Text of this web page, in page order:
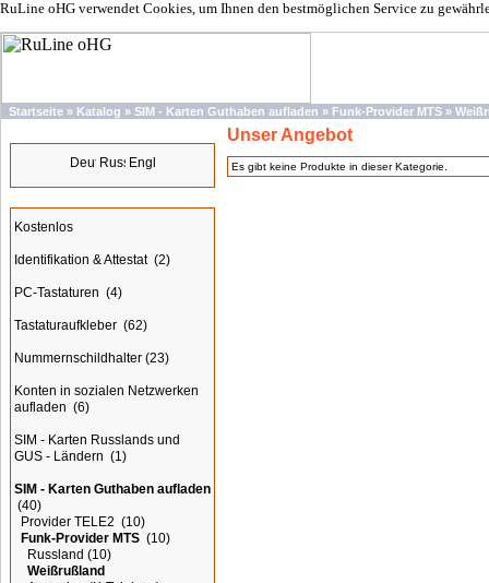
RuLine oHG verwendet Cookies, um Ihnen den bestmöglichen Service zu
Startseite » Katalog » SIM - Karten Guthaben aufladen » Funk-Provider MTS »
Kostenlos
Identifikation & Attestat (2)
PC-Tastaturen (4)
Tastaturaufkleber (62)
Nummernschildhalter (23)
Konten in sozialen Netzwerken
aufladen (6)
SIM - Karten Russlands und
GUS - Ländern (1)
SIM - Karten Guthaben aufladen
(40)
Provider TELE2 (10)
Funk-Provider MTS (10)
Russland (10)
Weißrußland
Unser Angebot
Es gibt keine Produkte in dieser Kategorie.